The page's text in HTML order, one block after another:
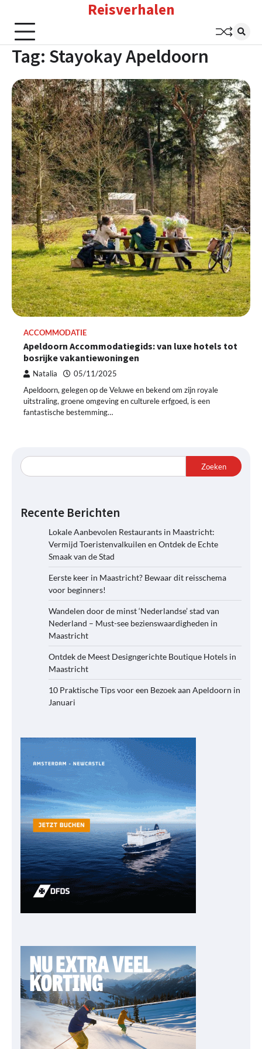
content
Reisverhalen
Tag: Stayokay Apeldoorn
ACCOMMODATIE
Apeldoorn Accommodatiegids: van luxe hotels tot
bosrijke vakantiewoningen
Natalia 05/11/2025
Apeldoorn, gelegen op de Veluwe en bekend om zijn royale
uitstraling, groene omgeving en culturele erfgoed, is een
fantastische bestemming…
Zoeken
Recente Berichten
Lokale Aanbevolen Restaurants in Maastricht:
Vermijd Toeristenvalkuilen en Ontdek de Echte
Smaak van de Stad
Eerste keer in Maastricht? Bewaar dit reisschema
voor beginners!
Wandelen door de minst ‘Nederlandse’ stad van
Nederland – Must-see bezienswaardigheden in
Maastricht
Ontdek de Meest Designgerichte Boutique Hotels in
Maastricht
10 Praktische Tips voor een Bezoek aan Apeldoorn in
Januari